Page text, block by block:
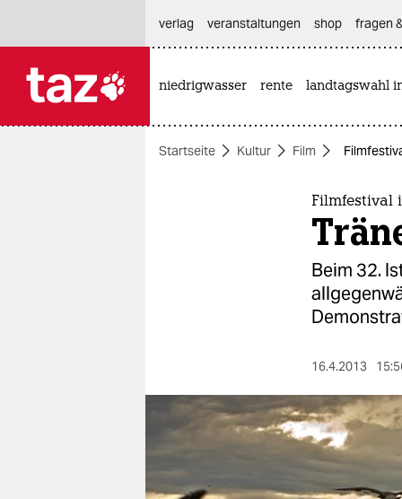
themen
berlin
wahrheit
verlag
veranstaltungen shop fragen
niedrigwasser rente landtagswahl
Startseite Kultur Film
Filmfestival
Beim 32.
16.4.2013